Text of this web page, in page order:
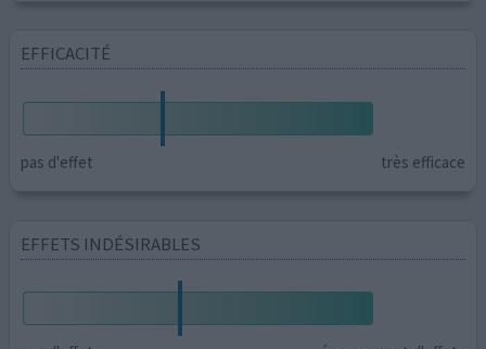
EFFICACITÉ
pas d'effet très efficace
EFFETS INDÉSIRABLES